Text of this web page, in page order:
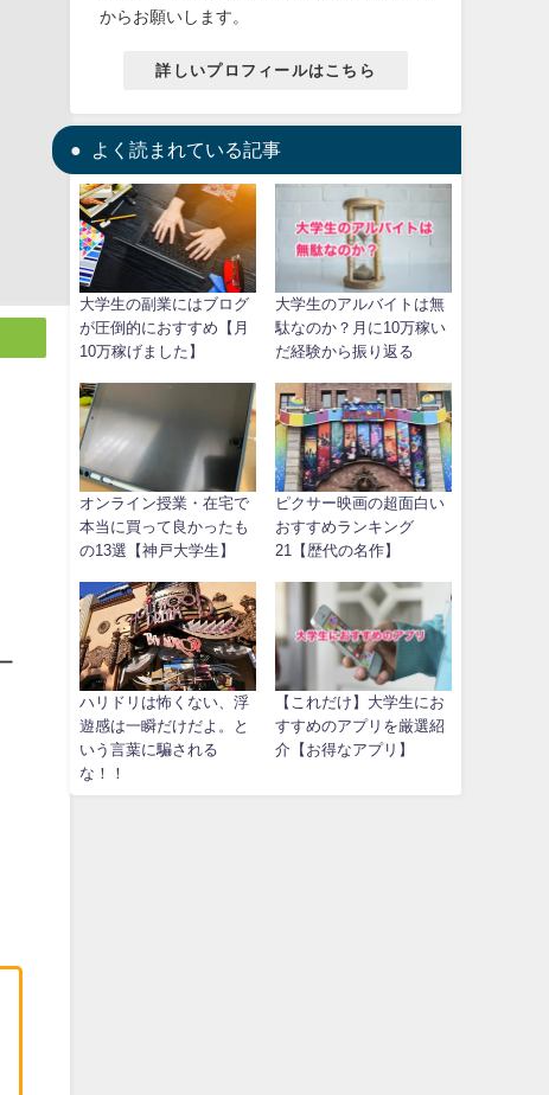
からお願いします。
詳しいプロフィールはこちら
よく読まれている記事
大学生の副業にはブログ
が圧倒的におすすめ【月
10万稼げました】
大学生のアルバイトは無
駄なのか？月に10万稼い
だ経験から振り返る
オンライン授業・在宅で
本当に買って良かったも
の13選【神戸大学生】
ピクサー映画の超面白い
おすすめランキング
21【歴代の名作】
ハリドリは怖くない、浮
遊感は一瞬だけだよ。と
いう言葉に騙される
な！！
【これだけ】大学生にお
すすめのアプリを厳選紹
介【お得なアプリ】